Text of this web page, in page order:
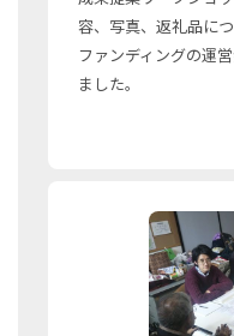
容、写真、返礼品に
ファンディングの運
ました。